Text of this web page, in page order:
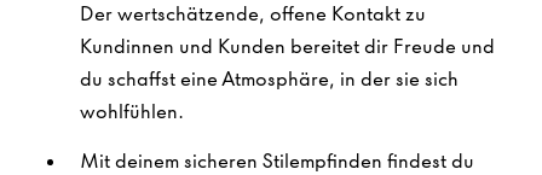
Der wertschätzende, offene Kontakt zu
Kundinnen und Kunden bereitet dir Freude und
du schaffst eine Atmosphäre, in der sie sich
wohlfühlen.
Mit deinem sicheren Stilempfinden findest du